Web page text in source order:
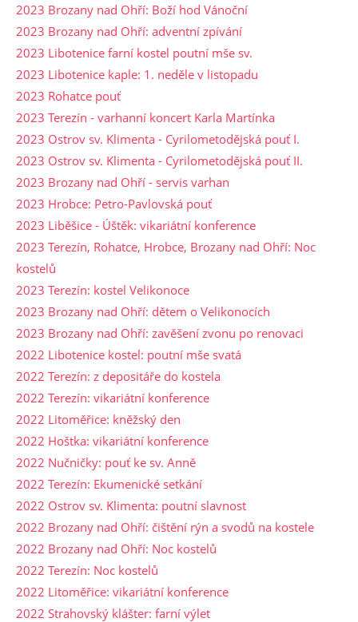
2023 Brozany nad Ohří: Boží hod Vánoční
2023 Brozany nad Ohří: adventní zpívání
2023 Libotenice farní kostel poutní mše sv.
2023 Libotenice kaple: 1. neděle v listopadu
2023 Rohatce pouť
2023 Terezín - varhanní koncert Karla Martínka
2023 Ostrov sv. Klimenta - Cyrilometodějská pouť I.
2023 Ostrov sv. Klimenta - Cyrilometodějská pouť II.
2023 Brozany nad Ohří - servis varhan
2023 Hrobce: Petro-Pavlovská pouť
2023 Liběšice - Úštěk: vikariátní konference
2023 Terezín, Rohatce, Hrobce, Brozany nad Ohří: Noc
kostelů
2023 Terezín: kostel Velikonoce
2023 Brozany nad Ohří: dětem o Velikonocích
2023 Brozany nad Ohří: zavěšení zvonu po renovaci
2022 Libotenice kostel: poutní mše svatá
2022 Terezín: z depositáře do kostela
2022 Terezín: vikariátní konference
2022 Litoměřice: kněžský den
2022 Hoštka: vikariátní konference
2022 Nučničky: pouť ke sv. Anně
2022 Terezín: Ekumenické setkání
2022 Ostrov sv. Klimenta: poutní slavnost
2022 Brozany nad Ohří: čištění rýn a svodů na kostele
2022 Brozany nad Ohří: Noc kostelů
2022 Terezín: Noc kostelů
2022 Litoměřice: vikariátní konference
2022 Strahovský klášter: farní výlet